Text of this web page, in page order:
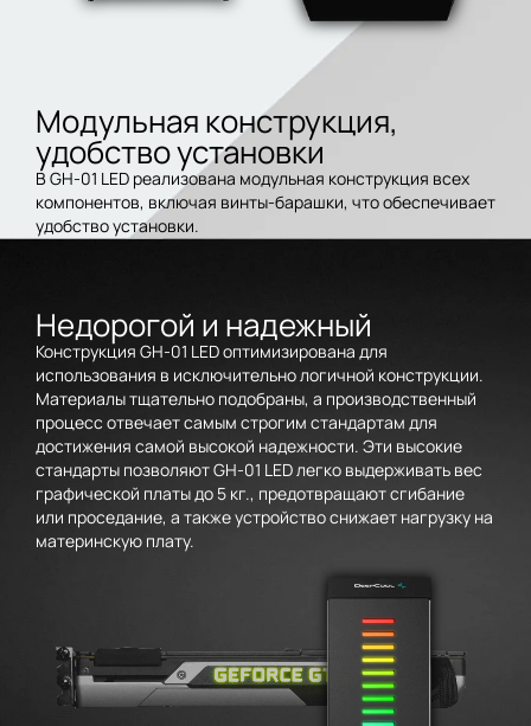
Модульная конструкция,
удобство установки
В GH-01 LED реализована модульная конструкция всех
компонентов, включая винты-барашки, что обеспечивает
удобство установки.
Недорогой и надежный
Конструкция GH-01 LED оптимизирована для
использования в исключительно логичной конструкции.
Материалы тщательно подобраны, а производственный
процесс отвечает самым строгим стандартам для
достижения самой высокой надежности. Эти высокие
стандарты позволяют GH-01 LED легко выдерживать вес
графической платы до 5 кг., предотвращают сгибание
или проседание, а также устройство снижает нагрузку на
материнскую плату.